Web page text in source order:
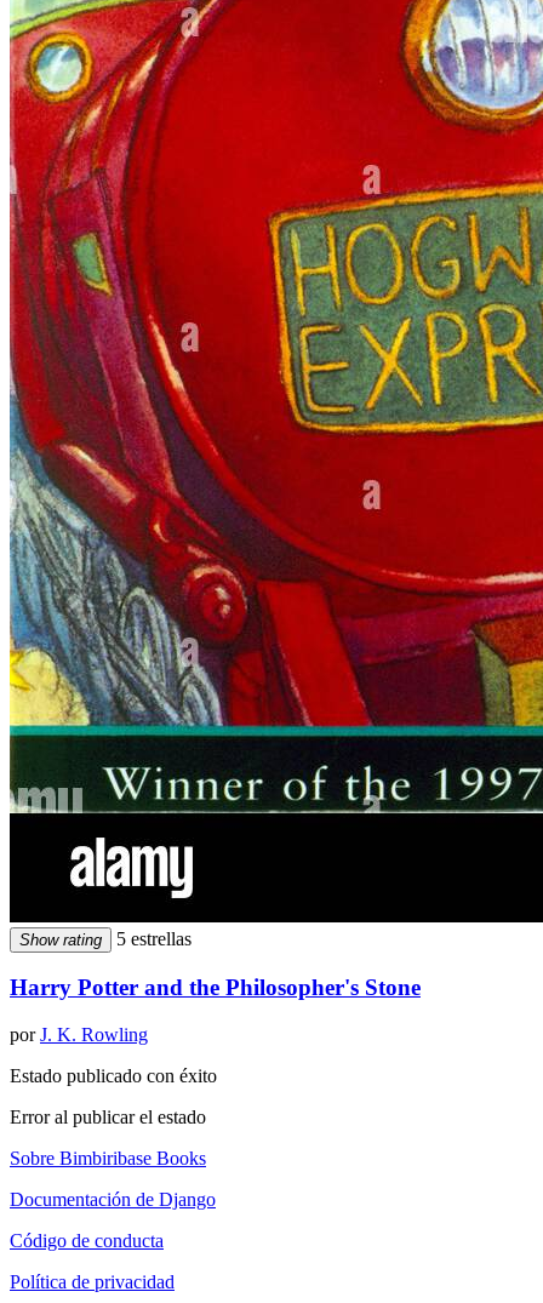
Show rating 5 estrellas
Harry Potter and the Philosopher's Stone
porJ. K. Rowling
Estado publicado con éxito
Error al publicar el estado
Sobre Bimbiribase Books
Documentación de Django
Código de conducta
Política de privacidad